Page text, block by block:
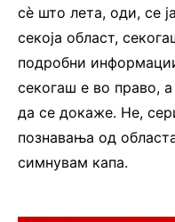
сè што лета, оди, се
секоја област,
подробни
секогаш е во право,
да се докаже. Не,
познавања од
симнувам капа.